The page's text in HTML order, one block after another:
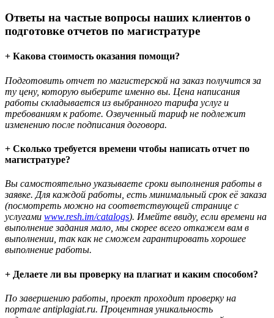
Ответы на частые вопросы наших клиентов о
подготовке отчетов по магистратуре
+ Какова стоимость оказания помощи?
Подготовить отчет по магистерской на заказ получится за
ту цену, которую выберите именно вы. Цена написания
работы складывается из выбранного тарифа услуг и
требованиям к работе. Озвученный тариф не подлежит
изменению после подписания договора.
+ Сколько требуется времени чтобы написать отчет по
магистратуре?
Вы самостоятельно указываете сроки выполнения работы в
заявке. Для каждой работы, есть минимальный срок её заказа
(посмотреть можно на соответствующей странице с
услугами www.resh.im/catalogs). Имейте ввиду, если времени на
выполнение задания мало, мы скорее всего откажем вам в
выполнении, так как не сможем гарантировать хорошее
выполнение работы.
+ Делаете ли вы проверку на плагиат и каким способом?
По завершению работы, проект проходит проверку на
портале antiplagiat.ru. Процентная уникальность